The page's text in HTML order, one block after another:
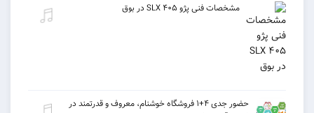
مشخصات فنی پژو ۴۰۵ SLX در بوق
حضور جدی ۴+۱ فروشگاه خوشنام، معروف و قدرتمند در